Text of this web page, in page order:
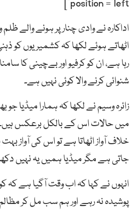
position =”left”]
اداکارہ نے وادی چنار پر ہونے والے
اٹھاتے ہوئے لکھا کہ کشمیریوں کو
رہا ہے، ان کو کرفیو اور بےچینی کا
شنوائی کرنے والا کوئی نہیں ہے۔
زائرہ وسیم نے لکھا کہ ہمارا میڈیا
میں حالات اس کے بالکل برعکس
خلاف آواز اٹھاتا ہے تو اس کی آواز
جاتی ہے مگر میڈیا ہمیں یہ نہیں دکھا
انہوں نے کہا کہ اب وقت آگیا ہے کہ
پوشیدہ نہ رہے اور ہم سب مل کر